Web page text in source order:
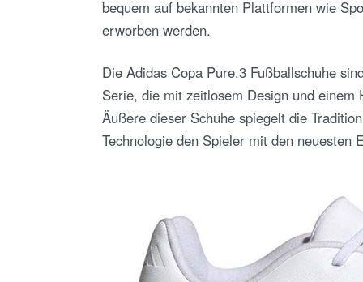
bequem auf bekannten Plattformen wie
erworben werden.
Die Adidas Copa Pure.3 Fußballschuhe
Serie, die mit zeitlosem Design und einem
Äußere dieser Schuhe spiegelt die
Technologie den Spieler mit den neuesten